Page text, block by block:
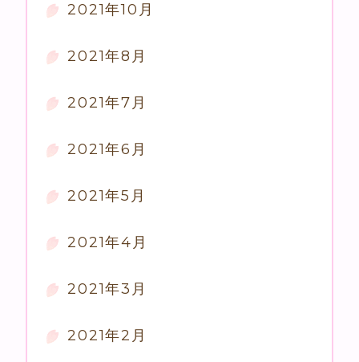
2021年10月
2021年8月
2021年7月
2021年6月
2021年5月
2021年4月
2021年3月
2021年2月